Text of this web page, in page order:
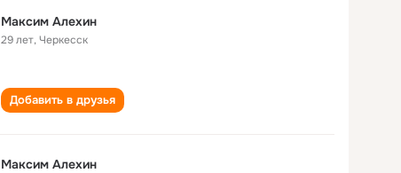
Максим Алехин
29 лет,Черкесск
Добавить в друзья
Максим Алехин